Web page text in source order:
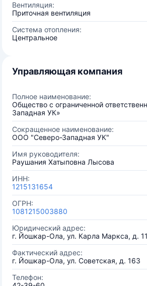
Вентиляция:
Приточная вентиляция
Система отопления:
Центральное
Управляющая компания
Полное наименование:
Общество с ограниченной
Западная УК»
Сокращенное наименование:
ООО "Северо-Западная УК"
Имя руководителя:
Раушания Хатыповна Лысова
ИНН:
1215131654
ОГРН:
1081215003880
Юридический адрес:
г. Йошкар-Ола, ул. Карла Маркса, д.
Фактический адрес:
г. Йошкар-Ола, ул. Советская, д. 163
Телефон: